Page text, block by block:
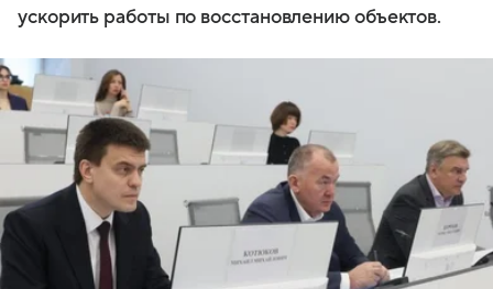
ускорить работы по восстановлению объектов.